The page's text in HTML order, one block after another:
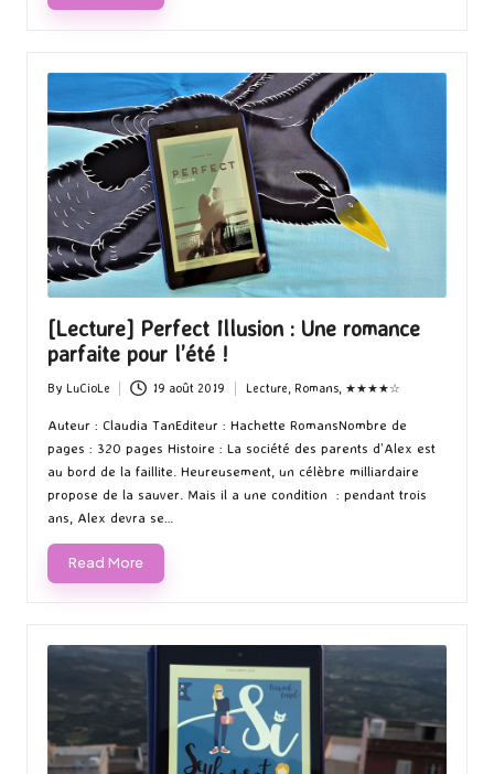
[Lecture] Perfect Illusion : Une romance
parfaite pour l’été !
Posted
by
By LuCioLe 19 août 2019
in
Lecture, Romans, ★★★★☆
Auteur : Claudia TanEditeur : Hachette RomansNombre de
pages : 320 pages Histoire : La société des parents d’Alex est
au bord de la faillite. Heureusement, un célèbre milliardaire
propose de la sauver. Mais il a une condition : pendant trois
ans, Alex devra se…
Read More